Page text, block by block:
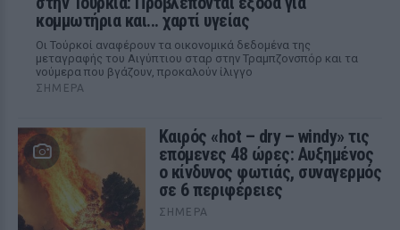
κομμωτήρια και... χαρτί υγείας
Οι Τούρκοί αναφέρουν τα οικονομικά δεδομένα της
μεταγραφής του Αιγύπτιου σταρ στην Τραμπζονσπόρ και τα
νούμερα που βγάζουν, προκαλούν ίλιγγο
ΣΉΜΕΡΑ
Καιρός «hot – dry – windy» τις
επόμενες 48 ώρες: Αυξημένος
ο κίνδυνος φωτιάς, συναγερμός
σε 6 περιφέρειες
ΣΉΜΕΡΑ